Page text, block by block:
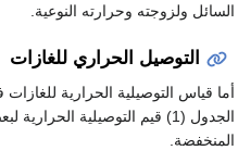
السائل ولزوجته وحرارته النوعية.
التوصيل الحراري للغازات
أما قياس التوصيلية الحرارية
الجدول (1) قيم التوصيلية
المنخفضة.